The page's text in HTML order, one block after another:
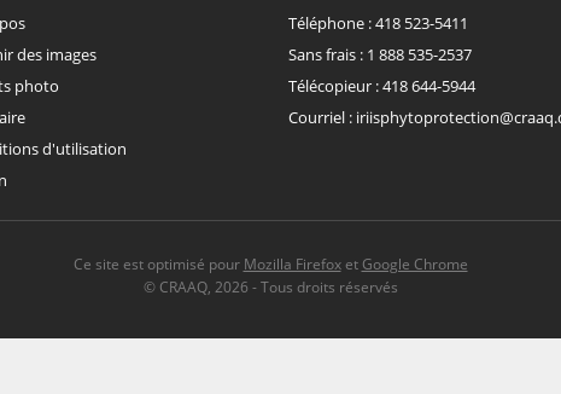
des images
photo
d'utilisation
Téléphone :418 523-5411
Sans frais : 1 888 535-2537
Télécopieur :418 644-5944
Courriel :
Ce site est optimisé pour Mozilla Firefoxet Google Chrome
© CRAAQ, 2026 Tous droits réservés